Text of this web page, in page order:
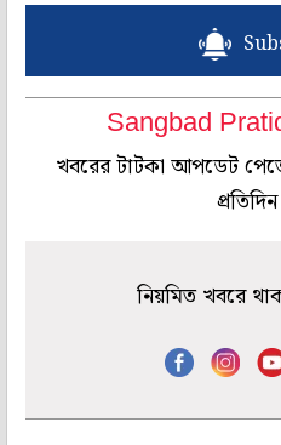
Sangbad
খবরের টাটকা আপডেট
নিয়মিত খবরে